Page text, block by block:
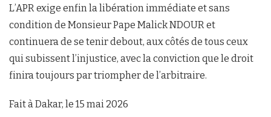
L’APR exige enfin la libération immédiate et sans
condition de Monsieur Pape Malick NDOUR et
continuera de se tenir debout, aux côtés de tous ceux
qui subissent l’injustice, avec la conviction que le droit
finira toujours par triompher de l’arbitraire.
Fait à Dakar, le 15 mai 2026